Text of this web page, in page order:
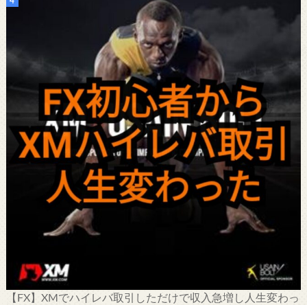
【FX】XMでハイレバ取引しただけで収入急増し人生変わっ